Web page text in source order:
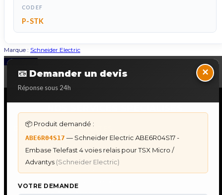
CODEF
P-STK
Marque : Schneider Electric
📧 Demander un devis
Réponse sous 24h
×
📦 Produit demandé :
ABE6R04S17 — Schneider Electric ABE6R04S17 -
Embase Telefast 4 voies relais pour TSX Micro /
Advantys (Schneider Electric)
VOTRE DEMANDE
Back to Top
DÉPANNAGE AUTOMATES
Dépannage Schneider Modicon